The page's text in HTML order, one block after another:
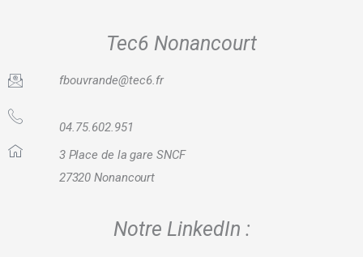
Tec6 Nonancourt
fbouvrande@tec6.fr
04.75.602.951
3 Place de la gare SNCF
27320 Nonancourt
Notre LinkedIn :